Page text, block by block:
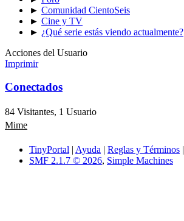
► Comunidad CientoSeis
► Cine y TV
► ¿Qué serie estás viendo actualmente?
Acciones del Usuario
Imprimir
Conectados
84 Visitantes, 1 Usuario
Mime
TinyPortal | Ayuda | Reglas y Términos |
SMF 2.1.7 © 2026, Simple Machines